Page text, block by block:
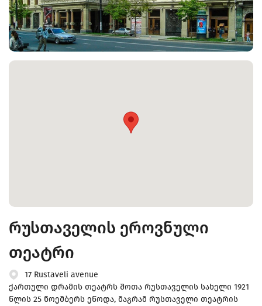
რუსთაველის ეროვნული
თეატრი
17 Rustaveli avenue
ქართული დრამის თეატრს შოთა რუსთაველის სახელი 1921
წლის 25 ნოემბერს ეწოდა, მაგრამ რუსთაველი თეატრის